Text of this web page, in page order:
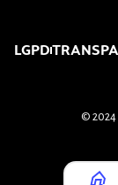
LGPD
© 2024